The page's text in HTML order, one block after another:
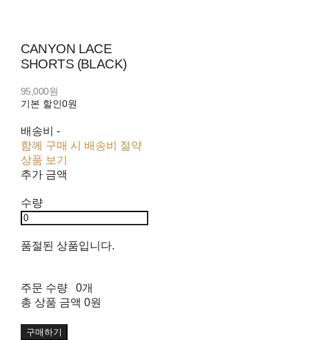
CANYON LACE
SHORTS (BLACK)
95,000원
기본 할인0원
배송비 -
함께 구매 시 배송비 절약
상품 보기
추가 금액
수량
품절된 상품입니다.
주문 수량
0개
총 상품 금액 0원
구매하기